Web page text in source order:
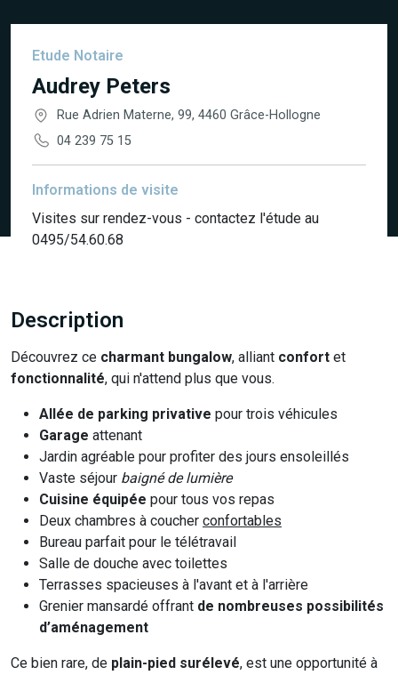
Etude Notaire
Audrey Peters
Rue Adrien Materne, 99, 4460 Grâce-Hollogne
04 239 75 15
Informations de visite
Visites sur rendez-vous - contactez l'étude au
0495/54.60.68
Description
Découvrez ce charmant bungalow, alliant confort et
fonctionnalité, qui n'attend plus que vous.
Allée de parking privative pour trois véhicules
Garage attenant
Jardin agréable pour profiter des jours ensoleillés
Vaste séjour baigné de lumière
Cuisine équipée pour tous vos repas
Deux chambres à coucher confortables
Bureau parfait pour le télétravail
Salle de douche avec toilettes
Terrasses spacieuses à l'avant et à l'arrière
Grenier mansardé offrant de nombreuses possibilités
d’aménagement
Ce bien rare, de plain-pied surélevé, est une opportunité à